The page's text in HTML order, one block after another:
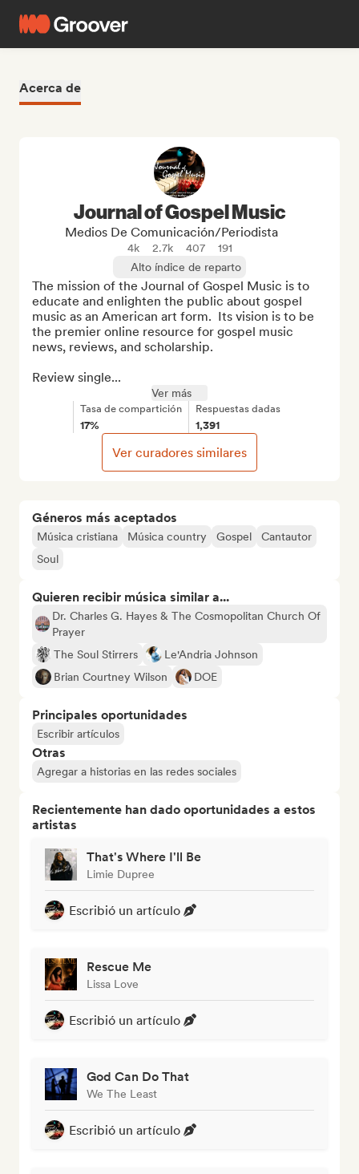
Acerca de
Géneros más aceptados
Música cristiana Música country Gospel
Cantautor
Soul
Quieren recibir música similar a...
Dr. Charles G. Hayes & The Cosmopolitan Church Of
Prayer
The Soul Stirrers
Le'Andria Johnson
Brian Courtney Wilson
DOE
Principales oportunidades
Escribir artículos
Otras
Agregar a historias en las redes sociales
Recientemente han dado oportunidades a estos
artistas
That's Where I'll Be
Limie Dupree
Escribió un artículo
Rescue Me
Lissa Love
Escribió un artículo
God Can Do That
We The Least
Escribió un artículo
Journal of Gospel Music
Medios De Comunicación/Periodista
4k 2.7k 407
191
Alto índice de reparto
The mission of the Journal of Gospel Music is to
educate and enlighten the public about gospel
music as an American art form.  Its vision is to be
the premier online resource for gospel music
news, reviews, and scholarship.
Review single...
Ver más
Tasa de compartición
17%
Respuestas dadas
1,391
Ver curadores similares